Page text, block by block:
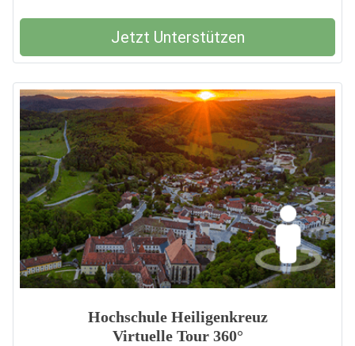
Jetzt Unterstützen
Hochschule Heiligenkreuz
Virtuelle Tour 360°